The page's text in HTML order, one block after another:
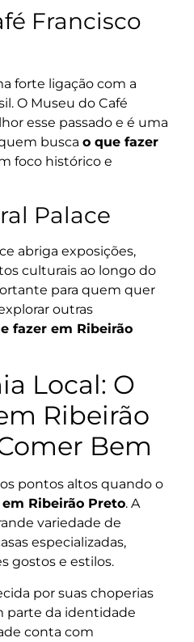
Francisco
forte ligação com a
O Museu do Café
esse passado e é uma
busca o que fazer
foco histórico e
Palace
abriga exposições,
culturais ao longo do
para quem quer
outras
fazer em Ribeirão
Local: O
Ribeirão
Bem
pontos altos quando o
Ribeirão Preto. A
variedade de
especializadas,
gostos e estilos.
por suas choperias
parte da identidade
conta com